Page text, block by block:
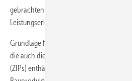
gebrachten Produkte mit einer
Leistungserklärung auszustatten.
Grundlage für die Prüfungen ist damit die
die auch die bisher fehlende Prüfung für
(ZIPs) enthält. Eine ”Schrittweise